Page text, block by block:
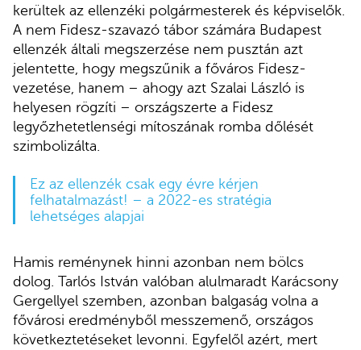
kerültek az ellenzéki polgármesterek és képviselők.
A nem Fidesz-szavazó tábor számára Budapest
ellenzék általi megszerzése nem pusztán azt
jelentette, hogy megszűnik a főváros Fidesz-
vezetése, hanem – ahogy azt Szalai László is
helyesen rögzíti – országszerte a Fidesz
legyőzhetetlenségi mítoszának romba dőlését
szimbolizálta.
Ez az ellenzék csak egy évre kérjen
felhatalmazást! – a 2022-es stratégia
lehetséges alapjai
Hamis reménynek hinni azonban nem bölcs
dolog. Tarlós István valóban alulmaradt Karácsony
Gergellyel szemben, azonban balgaság volna a
fővárosi eredményből messzemenő, országos
következtetéseket levonni. Egyfelől azért, mert